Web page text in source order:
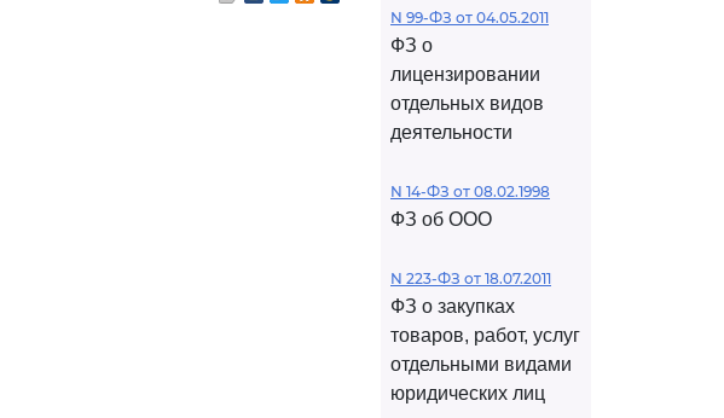
N 99-ФЗ от 04.05.2011
ФЗ о
лицензировании
отдельных видов
деятельности
N 14-ФЗ от 08.02.1998
ФЗ об ООО
N 223-ФЗ от 18.07.2011
ФЗ о закупках
товаров, работ, услуг
отдельными видами
юридических лиц